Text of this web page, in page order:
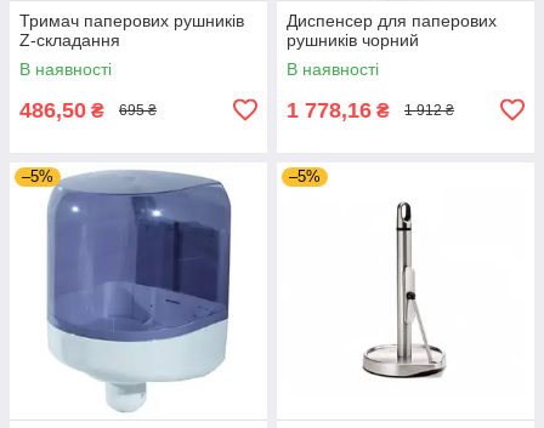
Тримач паперових рушників
Z-складання
В наявності
486,50 ₴ 695 ₴
Диспенсер для паперових
рушників чорний
В наявності
1 778,16 ₴ 1 912 ₴
–5% –5%